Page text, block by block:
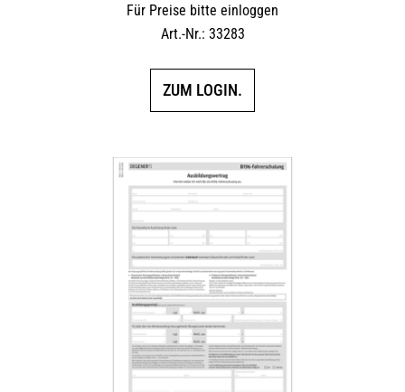
Für Preise bitte einloggen
Art.-Nr.: 33283
ZUM LOGIN.